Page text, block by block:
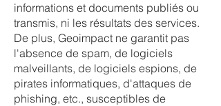
informations et documents publiés ou
transmis, ni les résultats des services.
De plus, Geoimpact ne garantit pas
l'absence de spam, de logiciels
malveillants, de logiciels espions, de
pirates informatiques, d'attaques de
phishing, etc., susceptibles de